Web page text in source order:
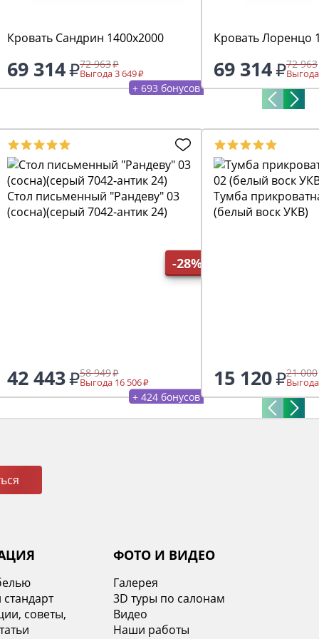
Кровать Сандрин 1400х2000
69 314 72 963
Выгода 3 649
+ 693 бонусов
Кровать Лоренцо
69 314 72 963
-28%
Стол письменный "Рандеву" 03
(сосна)(серый 7042-антик 24)
42 443 58 949
Выгода 16 506
+ 424 бонусов
Тумба
(белый воск УКВ)
15 120 21 000
советы,
ФОТО И ВИДЕО
Галерея
3D туры по салонам
Видео
Наши работы